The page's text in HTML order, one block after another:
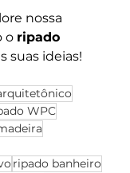
nossa
o ripado
suas ideias!
WPC
ripado banheiro